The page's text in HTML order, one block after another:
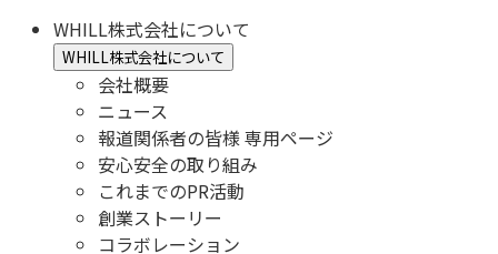
WHILL株式会社について
WHILL株式会社について
会社概要
ニュース
報道関係者の皆様 専用ページ
安心安全の取り組み
これまでのPR活動
創業ストーリー
コラボレーション